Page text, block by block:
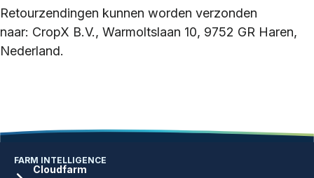
Retourzendingen kunnen worden verzonden
naar: CropX B.V., Warmoltslaan 10, 9752 GR Haren,
Nederland.
FARM INTELLIGENCE
Cloudfarm